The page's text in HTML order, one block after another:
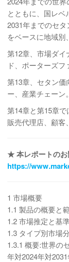
とともに、国レベ
2031年までのセ
をベースに地域別
第12章、市場ダ
ド、ポーターズフ
第13章、セタン
ー、産業チェーン。
第14章と第15章で
販売代理店、顧客
★ 本レポートの
https://
1 市場概要
1.1 製品の概要と
1.2 市場推定と基
1.3 タイプ別市場
1.3.1 概要:世界の
年対2024年対